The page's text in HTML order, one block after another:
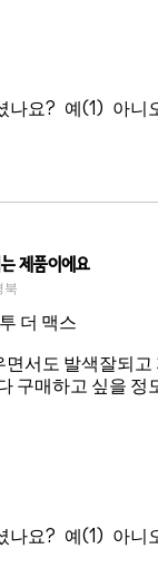
나요? 1
제품이에요
북
더 맥스
면서도 발색잘되고
구매하고 싶을 정
나요? 1